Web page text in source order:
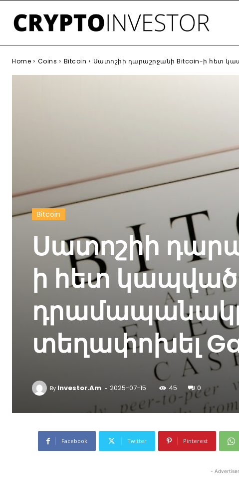
Home Coins Bitcoin Սատոշիի դարաշրջանի Bitcoin-ի հետ
Bitcoin
Սատոշիի
ի հետ կապված
դրամապանակը
տեղափոխել
By Investor.am - 2025-07-15 45 0
Facebook Twitter Pinterest
-